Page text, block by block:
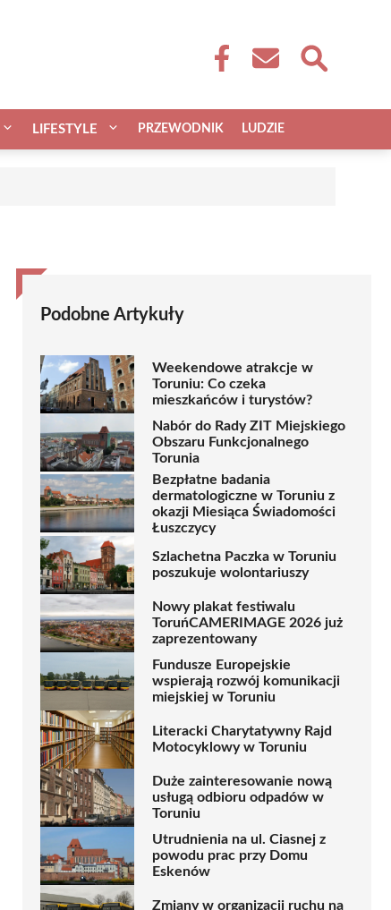
LIFESTYLE PRZEWODNIK LUDZIE
Podobne Artykuły
Weekendowe atrakcje w
Toruniu: Co czeka
mieszkańców i turystów?
Nabór do Rady ZIT Miejskiego
Obszaru Funkcjonalnego
Torunia
Bezpłatne badania
dermatologiczne w Toruniu z
okazji Miesiąca Świadomości
Łuszczycy
Szlachetna Paczka w Toruniu
poszukuje wolontariuszy
Nowy plakat festiwalu
ToruńCAMERIMAGE 2026 już
zaprezentowany
Fundusze Europejskie
wspierają rozwój komunikacji
miejskiej w Toruniu
Literacki Charytatywny Rajd
Motocyklowy w Toruniu
Duże zainteresowanie nową
usługą odbioru odpadów w
Toruniu
Utrudnienia na ul. Ciasnej z
powodu prac przy Domu
Eskenów
Zmiany w organizacji ruchu na